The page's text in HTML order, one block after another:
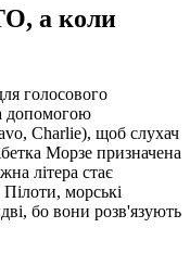
а коли
голосового
допомогою
Charlie), щоб слухач
Морзе призначена
літера стає
морські
бо вони розв'язують